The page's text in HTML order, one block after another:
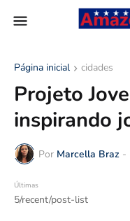
Página inicial cidades
Projeto
inspirando
Por Marcella Braz -
Últimas
5/recent/post-list